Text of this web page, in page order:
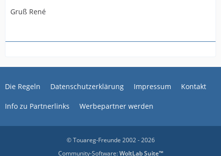
Gruß René
Die Regeln Datenschutzerklärung Impressum Kontakt
Info zu Partnerlinks Werbepartner werden
© Touareg-Freunde 2002 - 2026
Community-Software:WoltLab Suite™